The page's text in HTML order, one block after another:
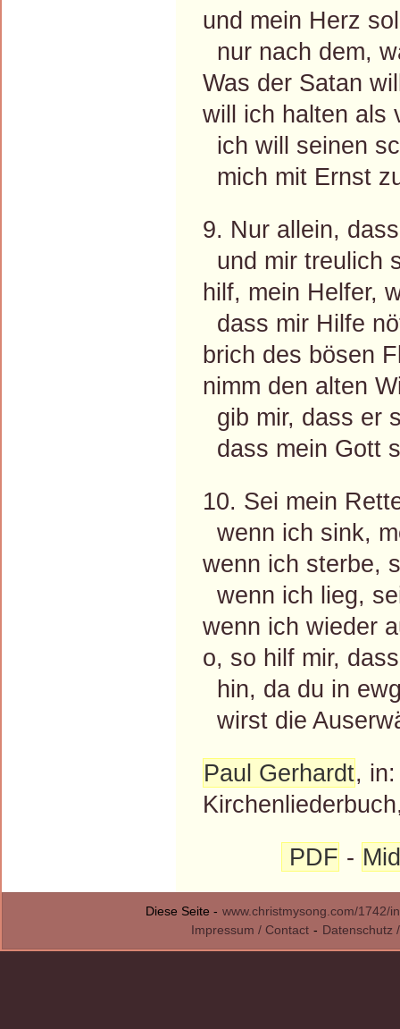
und mein Herz
nur nach dem,
Was der Satan
will ich halten als
ich will seinen
mich mit Ernst
9. Nur allein,
und mir treulich
hilf, mein Helfer,
dass mir Hilfe
brich des bösen
nimm den alten
gib mir, dass er
dass mein Gott
10. Sei mein
wenn ich sink,
wenn ich sterbe,
wenn ich lieg,
wenn ich wieder
o, so hilf mir,
hin, da du in
wirst die
Paul Gerhardt,
PDF -
Diese Seite - www.christmysong.com/1742/
Impressum / Contact - Datenschutz